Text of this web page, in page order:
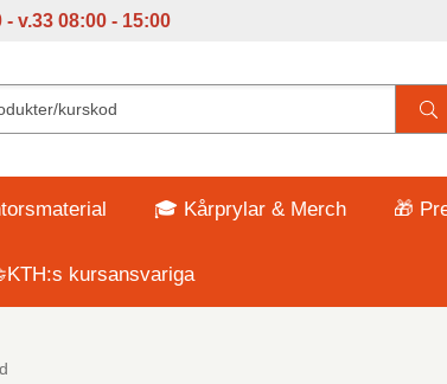
- v.33 08:00 - 15:00
🎓 Kårprylar & Merch 🎁
kursansvariga